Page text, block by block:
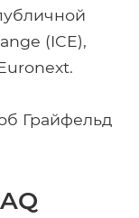
(ICE),
Грайфельд